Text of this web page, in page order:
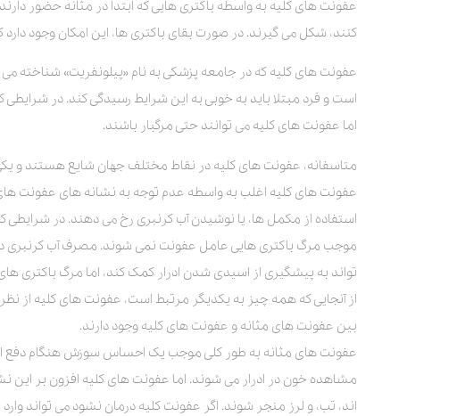
عفونت های کلیه به واسطه باکتری هایی که ابتدا در مثانه حضور
کنند، شکل می گیرند. در صورت بقای باکتری ها، این امکان وجود
عفونت های کلیه که در جامعه پزشکی به نام «پیلونفریت»
است و فرد مبتلا باید به خوبی به این شرایط رسیدگی کند. در
اما عفونت های کلیه می توانند حتی مرگبار باشند.
متاسفانه، عفونت های کلیه در نقاط مختلف جهان شایع هستند و
عفونت های کلیه اغلب به واسطه عدم توجه به نشانه های عفونت
استفاده از مکمل ها، یا نوشیدن آب کرنبری رخ می دهند. در شرایطی
موجب مرگ باکتری هایی عامل عفونت نمی شوند. مصرف آب کرنبری
تواند به پیشگیری از اسیدی شدن ادرار کمک کند، اما مرگ باکتری
از آنجایی که همه چیز به یکدیگر مرتبط است، عفونت های کلیه از
بین عفونت های مثانه و عفونت های کلیه وجود دارند.
عفونت های مثانه به طور کلی موجب یک احساس سوزش هنگام دفع
مشاهده خون در ادرار می شوند. اما عفونت های کلیه افزون بر این
اند، تب، و لرز منجر شوند. اگر عفونت کلیه درمان نشود می تواند